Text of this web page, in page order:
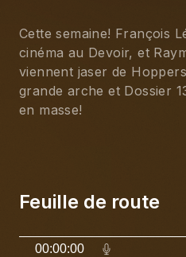
Cette semaine! François
cinéma au Devoir, et
viennent jaser de
grande arche et Dossier
en masse!
Feuille de route
00:00:00